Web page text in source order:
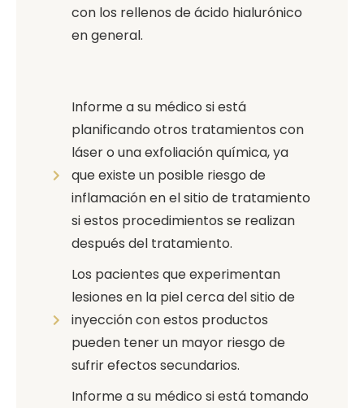
con los rellenos de ácido hialurónico
en general.
Informe a su médico si está
planificando otros tratamientos con
láser o una exfoliación química, ya
que existe un posible riesgo de
inflamación en el sitio de tratamiento
si estos procedimientos se realizan
después del tratamiento.
Los pacientes que experimentan
lesiones en la piel cerca del sitio de
inyección con estos productos
pueden tener un mayor riesgo de
sufrir efectos secundarios.
Informe a su médico si está tomando